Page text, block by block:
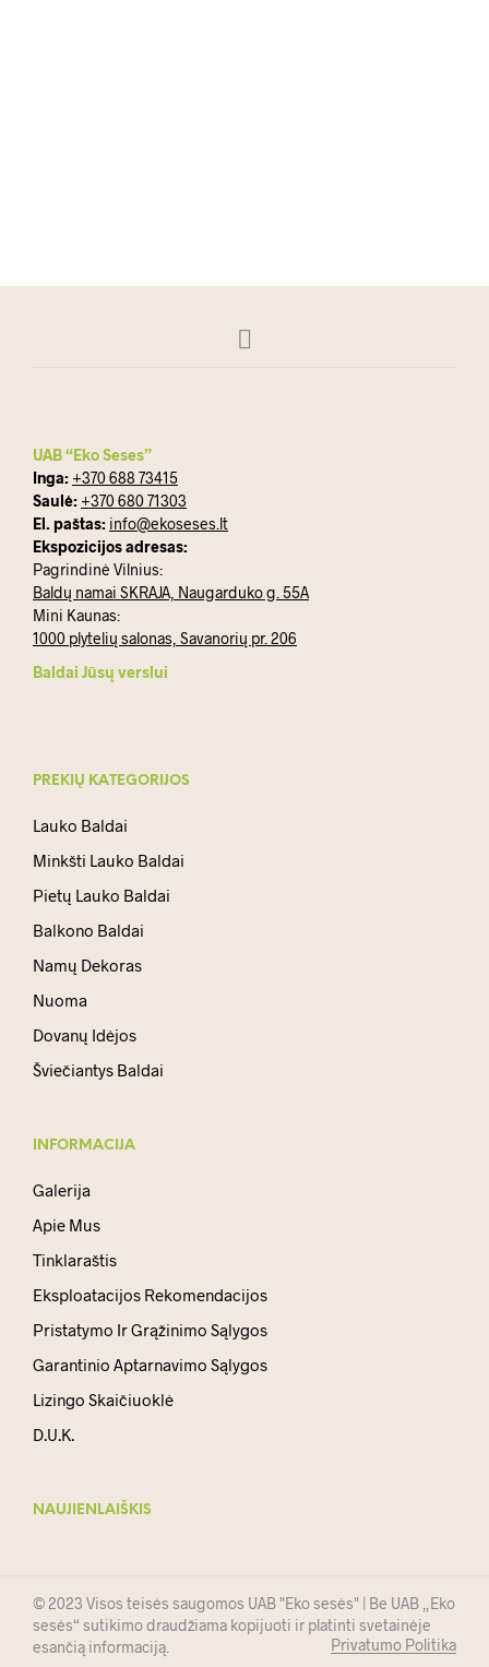
UAB “Eko Seses”
Inga: +370 688 73415
Saulė: +370 680 71303
El. paštas: info@ekoseses.lt
Ekspozicijos adresas:
Pagrindinė Vilnius:
Baldų namai SKRAJA, Naugarduko g. 55A
Mini Kaunas:
1000 plytelių salonas, Savanorių pr. 206
Baldai Jūsų verslui
PREKIŲ KATEGORIJOS
Lauko Baldai
Minkšti Lauko Baldai
Pietų Lauko Baldai
Balkono Baldai
Namų Dekoras
Nuoma
Dovanų Idėjos
Šviečiantys Baldai
INFORMACIJA
Galerija
Apie Mus
Tinklaraštis
Eksploatacijos Rekomendacijos
Pristatymo Ir Grąžinimo Sąlygos
Garantinio Aptarnavimo Sąlygos
Lizingo Skaičiuoklė
D.U.K.
NAUJIENLAIŠKIS
© 2023 Visos teisės saugomos UAB "Eko sesės" | Be UAB „Eko
sesės“ sutikimo draudžiama kopijuoti ir platinti svetainėje
esančią informaciją.
Privatumo Politika